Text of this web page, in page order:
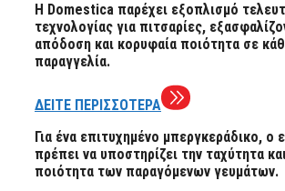
Η Domestica παρέχει εξοπλισμό
τεχνολογίας για πιτσαρίες,
απόδοση και κορυφαία ποιότητα σε
παραγγελία.
ΔΕΙΤΕ ΠΕΡΙΣΣΟΤΕΡΑ
Για ένα επιτυχημένο μπεργκεράδικο, ο
πρέπει να υποστηρίζει την ταχύτητα
ποιότητα των παραγόμενων γευμάτων.